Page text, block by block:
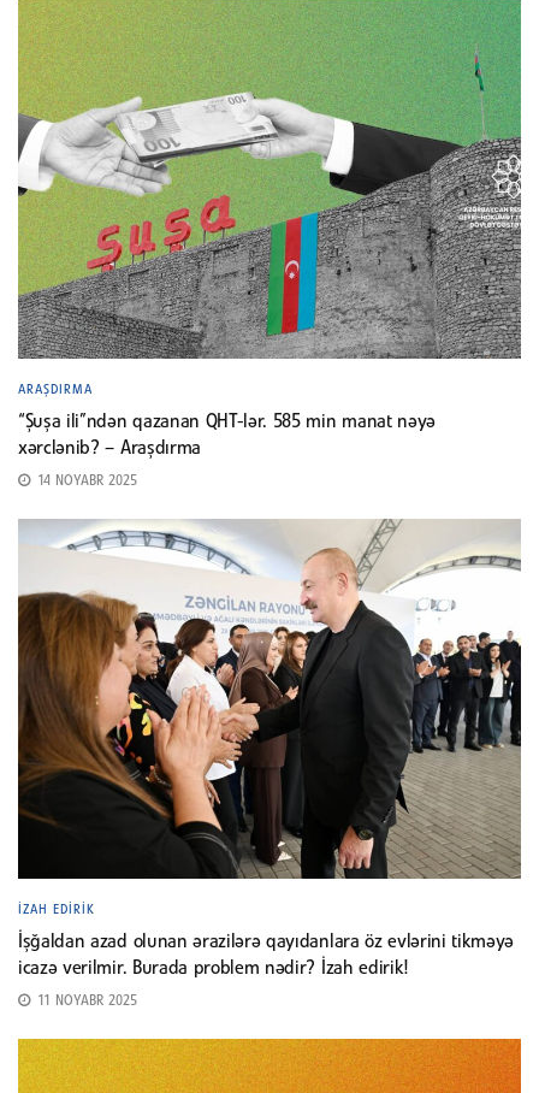
ARAŞDIRMA
“Şuşa ili”ndən qazanan QHT-lər. 585 min manat nəyə
xərclənib? – Araşdırma
14 NOYABR 2025
İZAH EDIRIK
İşğaldan azad olunan ərazilərə qayıdanlara öz evlərini tikməyə
icazə verilmir. Burada problem nədir? İzah edirik!
11 NOYABR 2025